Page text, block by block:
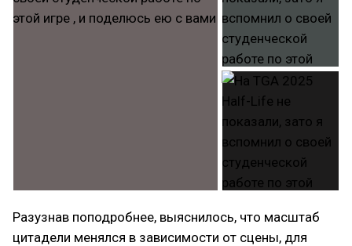
Разузнав поподробнее, выяснилось, что масштаб
цитадели менялся в зависимости от сцены, для